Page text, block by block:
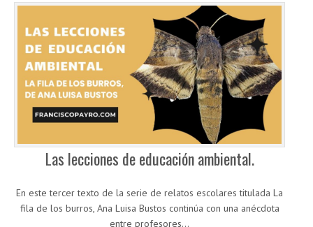
Las lecciones de educación ambiental.
En este tercer texto de la serie de relatos escolares titulada La
fila de los burros, Ana Luisa Bustos continúa con una anécdota
entre profesores...